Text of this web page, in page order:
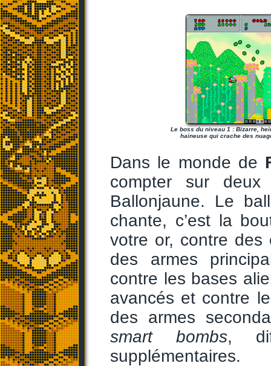
Le boss du niveau 1 : Bizarre,
haineuse qui crache des
Dans le monde de
compter sur
Ballonjaune. Le
chante, c’est la
votre or, contre des
des armes
contre les bases
avancés et contre
des armes
smart bombs,
supplémentaires.